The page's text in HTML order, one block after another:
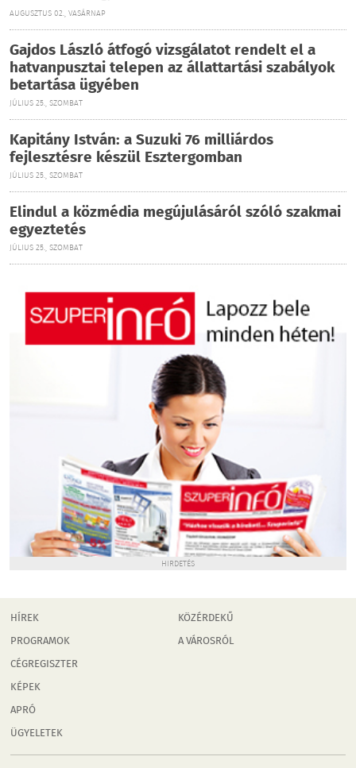
AUGUSZTUS 02., VASÁRNAP
Gajdos László átfogó vizsgálatot rendelt el a
hatvanpusztai telepen az állattartási szabályok
betartása ügyében
JÚLIUS 25., SZOMBAT
Kapitány István: a Suzuki 76 milliárdos
fejlesztésre készül Esztergomban
JÚLIUS 25., SZOMBAT
Elindul a közmédia megújulásáról szóló szakmai
egyeztetés
JÚLIUS 25., SZOMBAT
HIRDETÉS
HÍREK
PROGRAMOK
CÉGREGISZTER
KÉPEK
APRÓ
ÜGYELETEK
KÖZÉRDEKŰ
A VÁROSRÓL